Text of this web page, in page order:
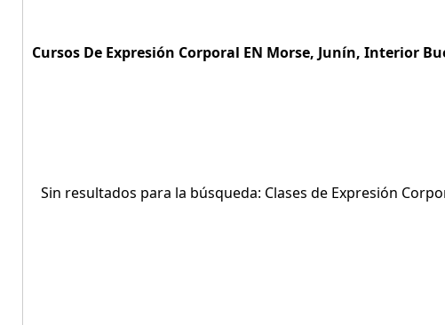
Cursos De Expresión Corporal EN Morse, Junín, Interior
Sin resultados para la búsqueda: Clases de Expresión